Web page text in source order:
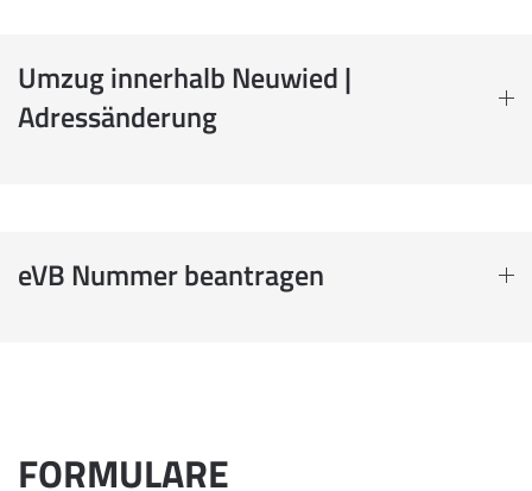
Umzug innerhalb Neuwied |
Adressänderung
eVB Nummer beantragen
FORMULARE